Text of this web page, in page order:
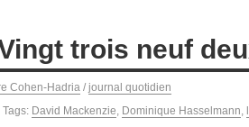
trois neuf
Cohen-Hadria / journal quotidien
Tags: David Mackenzie, Dominique Hasselmann,